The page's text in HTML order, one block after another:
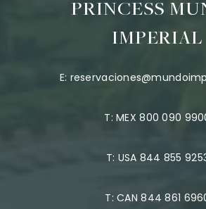
PRINCESS
IMPERIAL
E:
T:MEX 800 090
T: USA 844 855
T:CAN 844 861